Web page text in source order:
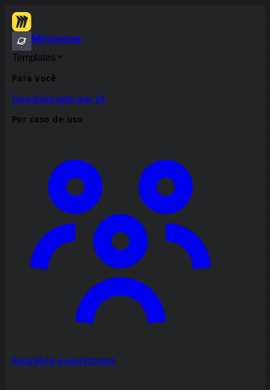
Miroverse
Templates
Para você
Impulsionado por IA
Por caso de uso
Reuniões e workshops